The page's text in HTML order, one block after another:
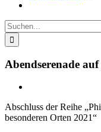
Suche
nach:
Abendserenade
Bild
Abschluss der Reihe
besonderen Orten 2021“